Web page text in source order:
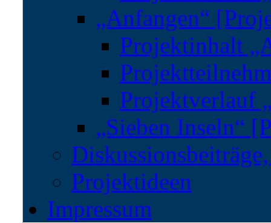
„Anfangen“
Projektinhalt
Projektverlauf
„Sieben Inseln“
Projektideen
Impressum